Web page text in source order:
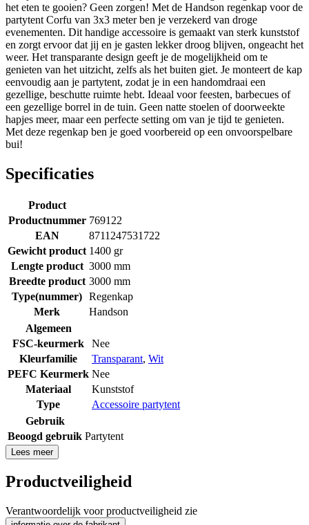
het eten te gooien? Geen zorgen! Met de Handson regenkap voor de
partytent Corfu van 3x3 meter ben je verzekerd van droge
evenementen. Dit handige accessoire is gemaakt van sterk kunststof
en zorgt ervoor dat jij en je gasten lekker droog blijven, ongeacht het
weer. Het transparante design geeft je de mogelijkheid om te
genieten van het uitzicht, zelfs als het buiten giet. Je monteert de kap
eenvoudig aan je partytent, zodat je in een handomdraai een
gezellige, beschutte ruimte hebt. Ideaal voor feesten, barbecues of
een gezellige borrel in de tuin. Geen natte stoelen of doorweekte
hapjes meer, maar een perfecte setting om van je tijd te genieten.
Met deze regenkap ben je goed voorbereid op een onvoorspelbare
bui!
Specificaties
Product
Productnummer 769122
EAN
8711247531722
Gewicht product 1400 gr
Lengte product 3000 mm
Breedte product 3000 mm
Type(nummer) Regenkap
Merk
Handson
Algemeen
FSC-keurmerk
Nee
Kleurfamilie
Transparant, Wit
PEFC Keurmerk Nee
Materiaal
Kunststof
Type
Accessoire partytent
Gebruik
Beoogd gebruik Partytent
Lees meer
Productveiligheid
Verantwoordelijk voor productveiligheid zie